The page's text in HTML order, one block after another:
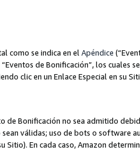
como se indica en el Apéndice
de Bonificación”, los cuales
clic en un Enlace Especial en su
de Bonificación no sea admitido
válidas; uso de bots o software
En cada caso, Amazon